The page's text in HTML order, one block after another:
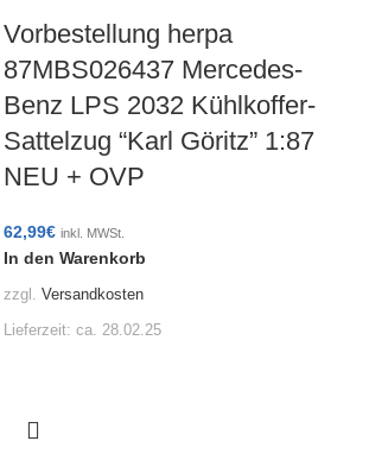
Vorbestellung herpa
87MBS026437 Mercedes-
Benz LPS 2032 Kühlkoffer-
Sattelzug “Karl Göritz” 1:87
NEU + OVP
62,99€ inkl. MWSt.
In den Warenkorb
zzgl. Versandkosten
Lieferzeit: ca. 28.02.25